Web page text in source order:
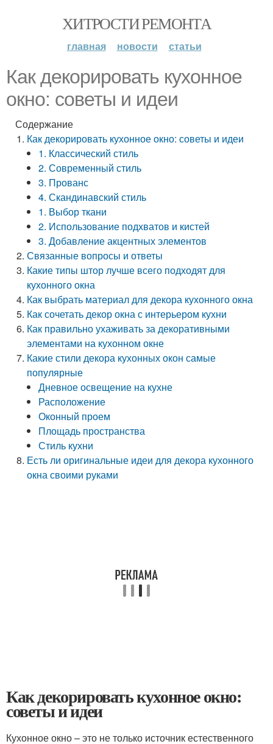
ХИТРОСТИ РЕМОНТА
главная новости статьи
Как декорировать кухонное
окно: советы и идеи
Содержание
Как декорировать кухонное окно: советы и идеи
1. Классический стиль
2. Современный стиль
3. Прованс
4. Скандинавский стиль
1. Выбор ткани
2. Использование подхватов и кистей
3. Добавление акцентных элементов
Связанные вопросы и ответы
Какие типы штор лучше всего подходят для
кухонного окна
Как выбрать материал для декора кухонного окна
Как сочетать декор окна с интерьером кухни
Как правильно ухаживать за декоративными
элементами на кухонном окне
Какие стили декора кухонных окон самые
популярные
Дневное освещение на кухне
Расположение
Оконный проем
Площадь пространства
Стиль кухни
Есть ли оригинальные идеи для декора кухонного
окна своими руками
Как декорировать кухонное окно:
советы и идеи
Кухонное окно – это не только источник естественного